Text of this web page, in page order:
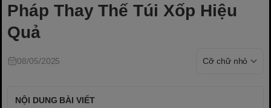
Pháp Thay Thế Túi Xốp Hiệu
Quả
08/05/2025
NỘI DUNG BÀI VIẾT